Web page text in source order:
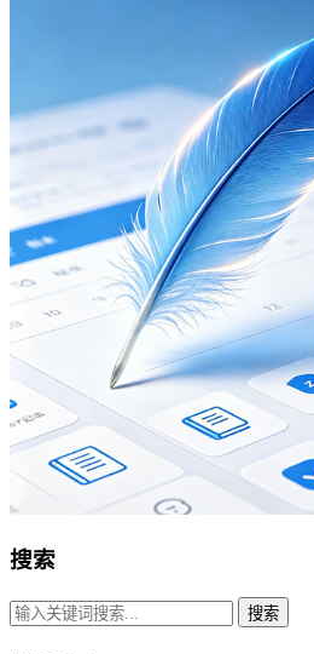
搜索
搜索